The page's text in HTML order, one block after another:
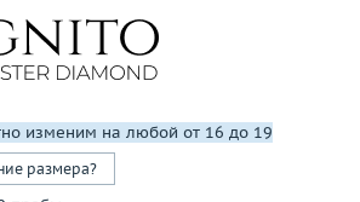
Заказать звонок
изменим на любой от 16 до 19
размера?